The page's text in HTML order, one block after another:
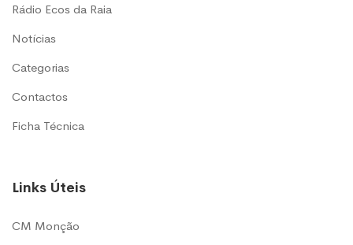
Rádio Ecos da Raia
Notícias
Categorias
Contactos
Ficha Técnica
Links Úteis
CM Monção